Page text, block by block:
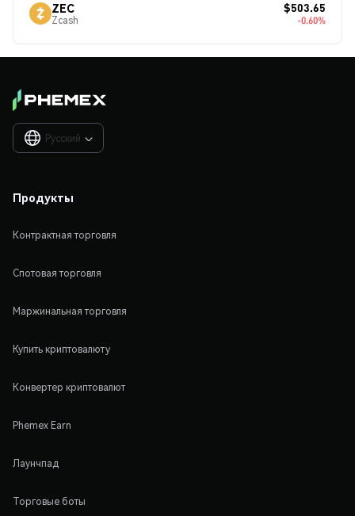
ZEC
Zcash
$503.65
-0.60%
Русский 
Продукты
Контрактная торговля
Спотовая торговля
Маржинальная торговля
Купить криптовалюту
Конвертер криптовалют
Phemex Earn
Лаунчпад
Торговые боты